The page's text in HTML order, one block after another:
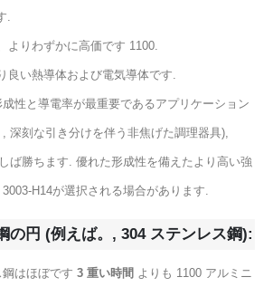
.
よりわずかに高価です 1100.
良い熱導体および電気導体です.
性と導電率が最重要であるアプリケーション
深刻な引き分けを伴う非焦げた調理器具),
ば勝ちます. 優れた形成性を備えたより高い強
H14が選択される場合があります.
の円 (例えば。, 304 ステンレス鋼):
はほぼです 3 重い時間 よりも 1100 アルミニ